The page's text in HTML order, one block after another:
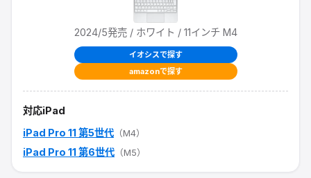
2024/5発売/ ホワイト / 11インチ M4
イオシスで探す
amazonで探す
対応iPad
iPad Pro 11 第5世代 （M4）
iPad Pro 11 第6世代 （M5）